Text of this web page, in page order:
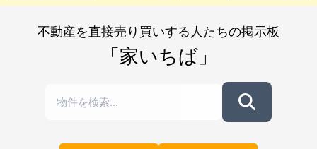
不動産を直接売り買いする人たちの掲示板
「家いちば」